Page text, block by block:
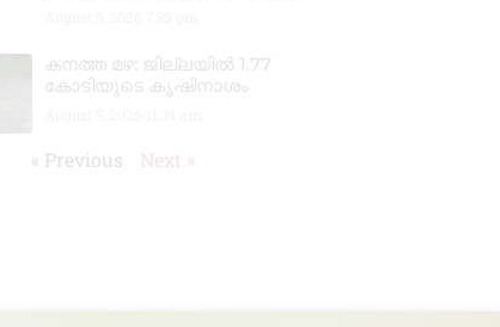
കനത്ത മഴ: ജില്ലയിൽ 1.77
കോടിയുടെ കൃഷിനാശം
« Previous Next »